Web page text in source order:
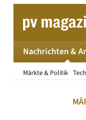
springen
Nachrichten &
Märkte & Politik